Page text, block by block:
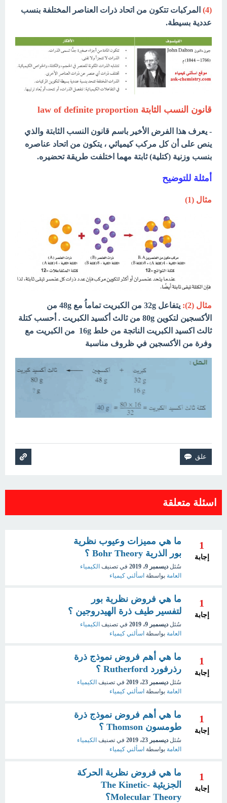
(4)
المركبات تتكون من اتحاد ذرات العناصر المختلفة بنسب
عددية بسيطة.
قانون النسب الثابتة law of definite proportion
- يعرف هذا الفرض الأخير باسم قانون النسب الثابتة والذي
ينص على أن كل مركب كيميائي ، يتكون من اتحاد عناصره
بنسب وزنية (كتلية) ثابتة مهما اختلفت طريقة تحضيره.
أمثلة للتوضيح
مثال (1)
مثال (2):
يتفاعل 32g من الكبريت تماماُ مع 48g من
الأكسجين لتكوين 80g من ثالث أكسيد الكبريت . أحسب كتلة
ثالث اكسيد الكبريت الناتجة من خلط 16g من الكبريت مع
وفرة من الأكسجين في ظروف مناسبة
اسئلة متعلقة
1
إجابة
ما هي مميزات وعيوب نظرية
بور الذرية Bohr Theory ؟
سُئل ديسمبر 9، 2019 في تصنيف الكيمياء
العامة بواسطة اسألني كيمياء
1
إجابة
ما هي فروض نظرية بور
لتفسير طيف ذرة الهيدروجين ؟
سُئل ديسمبر 9، 2019 في تصنيف الكيمياء
العامة بواسطة اسألني كيمياء
1
إجابة
ما هي أهم فروض نموذج ذرة
رذرفورد Rutherford ؟
سُئل ديسمبر 23، 2019 في تصنيف الكيمياء
العامة بواسطة اسألني كيمياء
1
إجابة
ما هي أهم فروض نموذج ذرة
طومسون Thomson ؟
سُئل ديسمبر 23، 2019 في تصنيف الكيمياء
العامة بواسطة اسألني كيمياء
1
إجابة
ما هي فروض نظرية الحركة
الجزيئية The Kinetic-
Molecular Theory؟